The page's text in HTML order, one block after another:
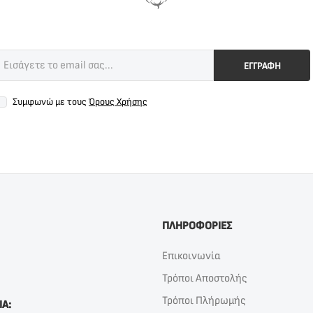
ΕΓΓΡΑΦΗ
Συμφωνώ με τους Όρους Χρήσης
ΠΛΗΡΟΦΟΡΙΕΣ
Επικοινωνία
Τρόποι Αποστολής
Τρόποι Πλήρωμής